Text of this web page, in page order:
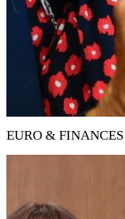
EURO & FINANCES